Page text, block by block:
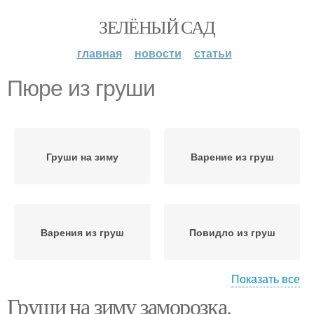
ЗЕЛЁНЫЙ САД
главная новости статьи
Пюре из груши
Груши на зиму Варение из груш
Варения из груш Повидло из груш
Груша на зиму Пюре для грудничка
Показать все
Груши на зиму заморозка.